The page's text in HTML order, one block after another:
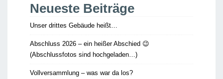
Neueste Beiträge
Unser drittes Gebäude heißt…
Abschluss 2026 – ein heißer Abschied 😉
(Abschlussfotos sind hochgeladen…)
Vollversammlung – was war da los?